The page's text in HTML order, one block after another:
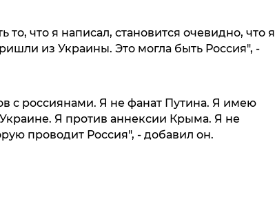
то, что я написал, становится очевидно, что я
из Украины. Это могла быть Россия", -
с россиянами. Я не фанат Путина. Я имею
Я против аннексии Крыма. Я не
проводит Россия", - добавил он.